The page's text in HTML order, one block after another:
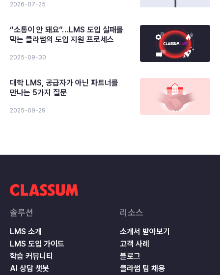
2026-07-25
“소통이 안 돼요”…LMS 도입 실패를
막는 클라썸의 도입 지원 프로세스
2025-09-30
대학 LMS, 공급자가 아닌 파트너를
만나는 5가지 질문
2025-09-29
솔루션
LMS 소개
LMS 도입 가이드
학습 커뮤니티
AI 상담 챗봇
리소스
소개서 받아보기
고객 사례
블로그
클라썸 팀 채용